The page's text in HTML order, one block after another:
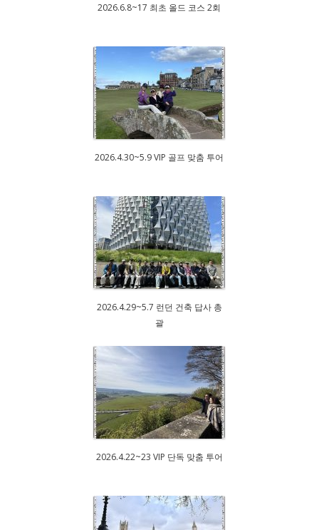
2026.6.8~17 최초 올드 코스 2회
2026.4.30~5.9 VIP 골프 맞춤 투어
2026.4.29~5.7 런던 건축 답사 총
괄
2026.4.22~23 VIP 단독 맞춤 투어